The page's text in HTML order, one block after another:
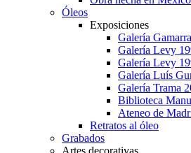
Óleos
Exposiciones
Galería
Galería Levy
Galería Levy
Galería Luís
Galería Trama
Biblioteca
Ateneo de
Retratos al óleo
Grabados
Artes decorativas